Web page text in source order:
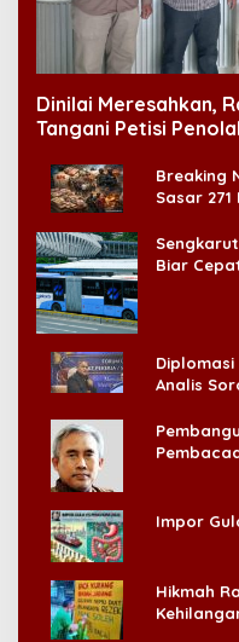
Dinilai Meresahkan,
Tangani Petisi
Breaking
Sasar
Biar
Analis
Impor
Hikmah